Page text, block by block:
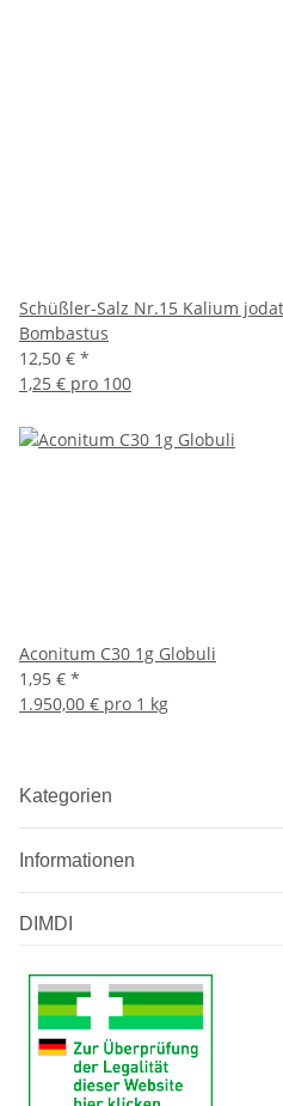
Schüßler-Salz Nr.15 Kalium
Bombastus
12,50 € *
1,25 € pro 100
Aconitum C30 1g Globuli
1,95 € *
1.950,00 € pro 1 kg
Kategorien
Informationen
DIMDI